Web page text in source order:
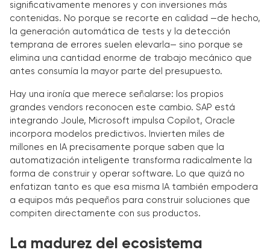
significativamente menores y con inversiones más
contenidas. No porque se recorte en calidad —de hecho,
la generación automática de tests y la detección
temprana de errores suelen elevarla— sino porque se
elimina una cantidad enorme de trabajo mecánico que
antes consumía la mayor parte del presupuesto.
Hay una ironía que merece señalarse: los propios
grandes vendors reconocen este cambio. SAP está
integrando Joule, Microsoft impulsa Copilot, Oracle
incorpora modelos predictivos. Invierten miles de
millones en IA precisamente porque saben que la
automatización inteligente transforma radicalmente la
forma de construir y operar software. Lo que quizá no
enfatizan tanto es que esa misma IA también empodera
a equipos más pequeños para construir soluciones que
compiten directamente con sus productos.
La madurez del ecosistema